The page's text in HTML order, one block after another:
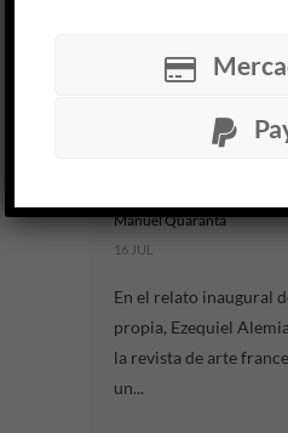
LEER MÁS
, una
Manuel Quaranta
16 JUL
En el relato inaugural
propia, Ezequiel
la revista de arte
un...